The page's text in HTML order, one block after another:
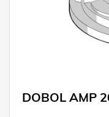
DOBOL AMP